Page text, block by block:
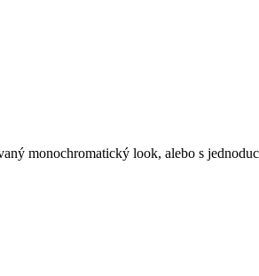
monochromatický look, alebo s